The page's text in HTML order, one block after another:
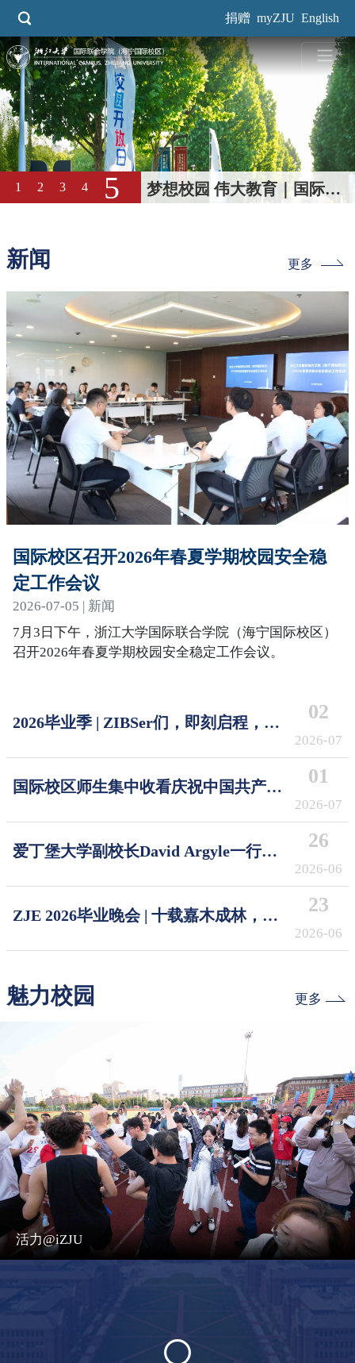
到
主
要
内
容
捐赠 myZJU English
三连冠！国际校区学子成功卫
冕浙大本科生男篮“三好杯”冠
1 2 3 4 5
新闻 更多
国际校区召开2026年春夏学期校园安全稳
定工作会议
2026-07-05 | 新闻
7月3日下午，浙江大学国际联合学院（海宁国际校区）
召开2026年春夏学期校园安全稳定工作会议。
2026毕业季 | ZIBSer们，即刻启程，破
02
2026-07
国际校区师生集中收看庆祝中国共产党
01
2026-07
爱丁堡大学副校长David Argyle一行访
26
2026-06
ZJE 2026毕业晚会 | 十载嘉木成林，今
23
2026-06
魅力校园 更多
活力@iZJU